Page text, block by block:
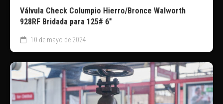
Válvula Check Columpio Hierro/Bronce Walworth
928RF Bridada para 125# 6″
10 de mayo de 2024